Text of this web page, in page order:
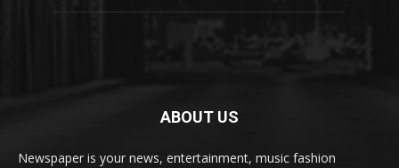
ABOUT US
Newspaper is your news, entertainment, music fashion